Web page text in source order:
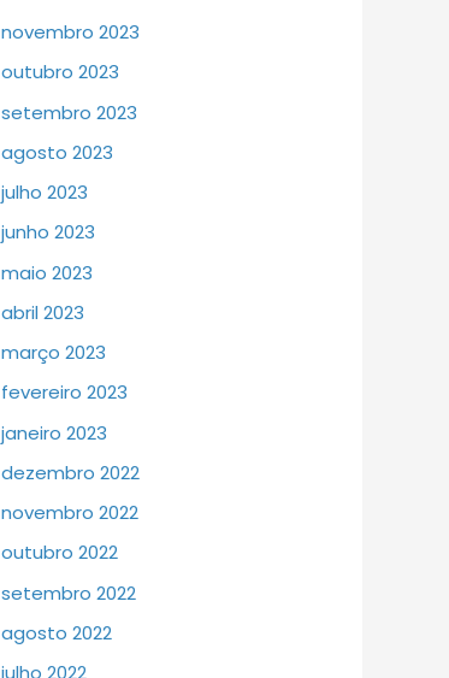
novembro 2023
outubro 2023
setembro 2023
agosto 2023
julho 2023
junho 2023
maio 2023
abril 2023
março 2023
fevereiro 2023
janeiro 2023
dezembro 2022
novembro 2022
outubro 2022
setembro 2022
agosto 2022
julho 2022